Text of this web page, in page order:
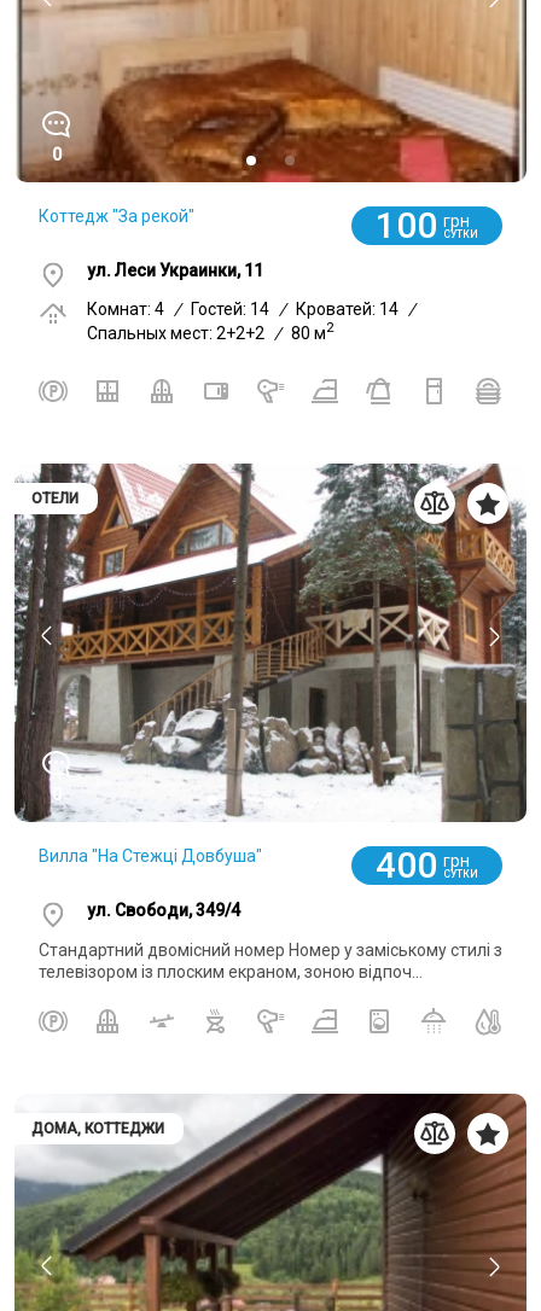
0
Коттедж "За рекой" 100 грн
СУТКИ
ул. Леси Украинки, 11
Комнат: 4 / Гостей: 14 / Кроватей: 14 /
Спальных мест: 2+2+2
/ 80 м2
ОТЕЛИ
0
Вилла "На Стежці Довбуша" 400 грн
СУТКИ
ул. Свободи, 349/4
Стандартний двомісний номер Номер у заміському стилі з
телевізором із плоским екраном, зоною відпоч...
ДОМА, КОТТЕДЖИ